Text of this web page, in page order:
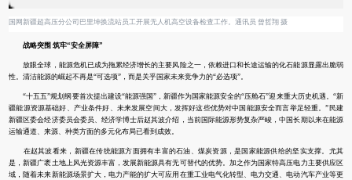
国网新疆超高压分公司巴里坤换流站员工开展无人机高空设备检查工作。通讯员 曾哲翔 摄
战略突围 筑牢“安全屏障”
放眼全球，能源危机已成为拖累经济增长的主要风险之一，依赖进口和长途运输的化石能源显露出脆弱
性。清洁能源的崛起不再是“可选项”，而是关乎国家未来竞争力的“必选项”。
“十五五”规划纲要首次提出建设“能源强国”，新疆作为国家能源安全的“压舱石”迎来重大历史机遇。“新
疆能源资源基础好、产业条件好、未来发展空间大，发挥好这些优势对中国能源安全而言举足轻重。”民建
新疆区委会经济委员会委员、经济学博士后赵其波介绍，当前国际能源形势复杂严峻，中国长期以来在能源
运输通道、来源、种类方面的多元化布局已看到成效。
在赵其波看来，新疆在传统能源方面拥有丰富的石油、煤炭资源，是国家能源供给的坚实支撑。尤其
是，新疆广袤土地上风光资源丰富，发展新能源具有无可替代的优势。加之作为国家特高压电力主要供应区
域，随着未来新能源场景扩大，电力产能的扩大可应用在重工业电气化转型、电力交通、电动汽车产业等更